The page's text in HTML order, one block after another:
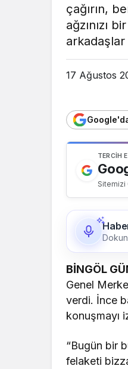
çağırın,
ağzınızı
17 Ağustos
TERCIH
Sitemizi
BİNGÖL
Genel
verdi. İnce
konuşmayı
“Bugün bir
felaketi